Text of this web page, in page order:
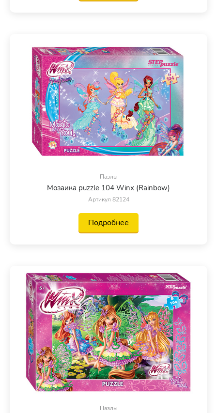
Пазлы
Мозаика puzzle 104 Winx (Rainbow)
Артикул 82124
Подробнее
Пазлы